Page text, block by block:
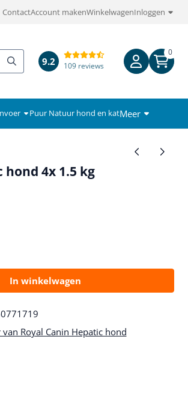
ContactAccount makenWinkelwagenInloggen
9.2 109 reviews
0
Puur Natuur hond en katMeer
hond 4x 1.5 kg
In winkelwagen
van Royal Canin Hepatic hond